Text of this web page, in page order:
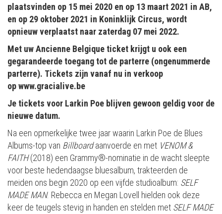
plaatsvinden op 15 mei 2020 en op 13 maart 2021 in AB,
en op 29 oktober 2021 in Koninklijk Circus, wordt
opnieuw verplaatst naar zaterdag 07 mei 2022.
Met uw Ancienne Belgique ticket krijgt u ook een
gegarandeerde toegang tot de parterre (ongenummerde
parterre). Tickets zijn vanaf nu in verkoop
op www.gracialive.be
Je tickets voor Larkin Poe blijven gewoon geldig voor de
nieuwe datum.
Na een opmerkelijke twee jaar waarin Larkin Poe de Blues
Albums-top van Billboardaanvoerde en met VENOM &
FAITH(2018) een Grammy®-nominatie in de wacht sleepte
voor beste hedendaagse bluesalbum, trakteerden de
meiden ons begin 2020 op een vijfde studioalbum: SELF
MADE MAN. Rebecca en Megan Lovell hielden ook deze
keer de teugels stevig in handen en stelden met SELF MADE